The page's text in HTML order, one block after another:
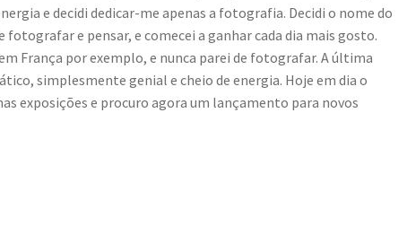
e decidi dedicar-me apenas a fotografia. Decidi o nome do
e pensar, e comecei a ganhar cada dia mais gosto.
França por exemplo, e nunca parei de fotografar. A última
simplesmente genial e cheio de energia. Hoje em dia o
exposições e procuro agora um lançamento para novos